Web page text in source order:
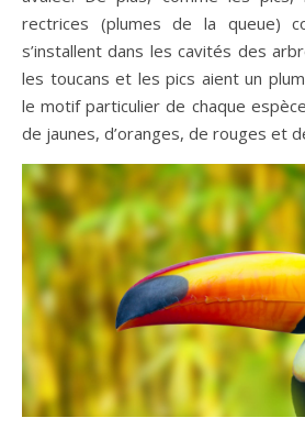
rectrices (plumes de la queue)
s’installent dans les cavités des
les toucans et les pics aient un
le motif particulier de chaque
de jaunes, d’oranges, de rouges et